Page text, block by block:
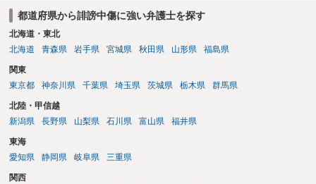
都道府県から誹謗中傷に強い弁護士を探す
北海道・東北
北海道
青森県 岩手県 宮城県 秋田県 山形県 福島県
関東
東京都
神奈川県 千葉県 埼玉県 茨城県 栃木県 群馬県
北陸・甲信越
新潟県
長野県 山梨県 石川県 富山県 福井県
東海
愛知県
静岡県 岐阜県 三重県
関西